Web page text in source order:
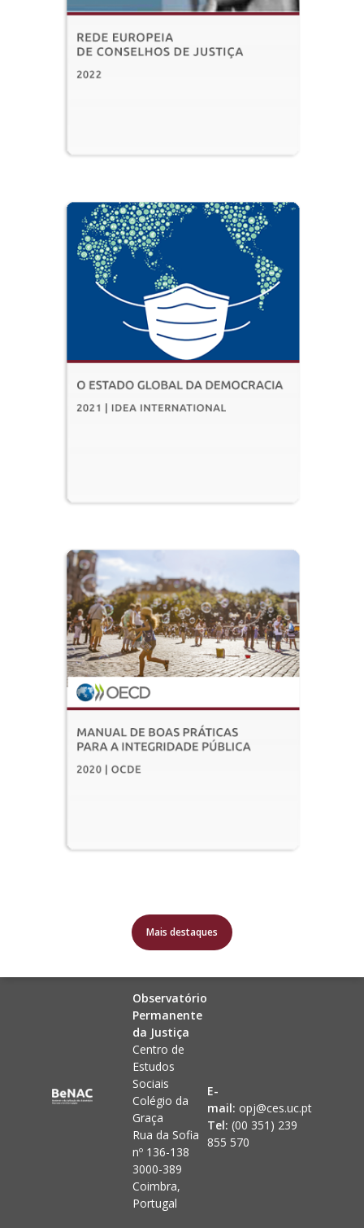
Mais destaques
Observatório
Permanente
da Justiça
Centro de
Estudos
Sociais
Colégio da
Graça
Rua da Sofia
nº 136-138
3000-389
Coimbra,
Portugal
E-
mail: opj@ces.uc.pt
Tel: (00 351) 239
855 570